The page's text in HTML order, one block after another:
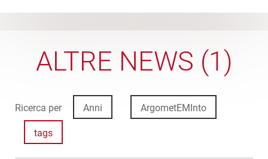
ALTRE NEWS (1)
Ricerca per Anni ArgometEMInto
tags